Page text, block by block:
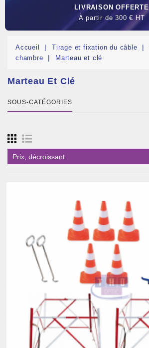
LIVRAISON OFFERTE
À partir de 300 € HT
Accueil Tirage et fixation du câble
chambre
Marteau et clé
Marteau Et Clé
SOUS-CATÉGORIES
Prix, décroissant